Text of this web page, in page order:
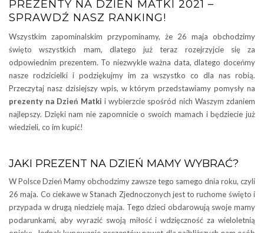
PREZENTY NA DZIEŃ MATKI 2021 –
SPRAWDŹ NASZ RANKING!
Wszystkim zapominalskim przypominamy, że 26 maja obchodzimy
święto wszystkich mam, dlatego już teraz rozejrzyjcie się za
odpowiednim prezentem. To niezwykle ważna data, dlatego doceńmy
nasze rodzicielki i podziękujmy im za wszystko co dla nas robią.
Przeczytaj nasz dzisiejszy wpis, w którym przedstawiamy pomysły na
prezenty na Dzień Matki i wybierzcie spośród nich Waszym zdaniem
najlepszy. Dzięki nam nie zapomnicie o swoich mamach i będziecie już
wiedzieli, co im kupić!
JAKI PREZENT NA DZIEŃ MAMY WYBRAĆ?
W Polsce Dzień Mamy obchodzimy zawsze tego samego dnia roku, czyli
26 maja. Co ciekawe w Stanach Zjednoczonych jest to ruchome święto i
przypada w drugą niedzielę maja. Tego dzieci obdarowują swoje mamy
podarunkami, aby wyrazić swoją miłość i wdzięczność za wieloletnią